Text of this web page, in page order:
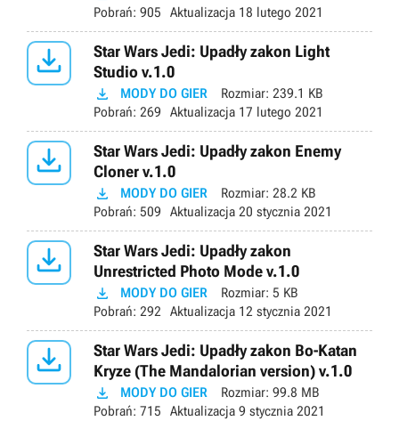
Pobrań: 905 Aktualizacja 18 lutego 2021

Star Wars Jedi: Upadły zakon Light
Studio v.1.0
 MODY DO GIER Rozmiar: 239.1 KB
Pobrań: 269 Aktualizacja 17 lutego 2021

Star Wars Jedi: Upadły zakon Enemy
Cloner v.1.0
 MODY DO GIER Rozmiar: 28.2 KB
Pobrań: 509 Aktualizacja 20 stycznia 2021

Star Wars Jedi: Upadły zakon
Unrestricted Photo Mode v.1.0
 MODY DO GIER Rozmiar: 5 KB
Pobrań: 292 Aktualizacja 12 stycznia 2021

Star Wars Jedi: Upadły zakon Bo-Katan
Kryze (The Mandalorian version) v.1.0
 MODY DO GIER Rozmiar: 99.8 MB
Pobrań: 715 Aktualizacja 9 stycznia 2021